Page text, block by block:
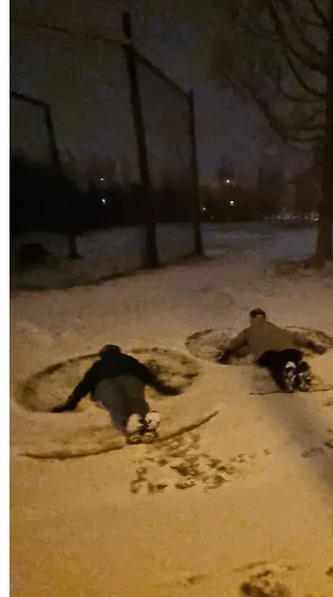
Reality Check:
in Echt
grau… (gibt mehrere Gründe dafür)
man kann sie auch in Echt in Farbe
Und auch als große Gruppe mit den
woanders wohnen, unternimmt man hin
waren bis jetzt eine Karaoke Nacht, ein
Powerpoint Abend, Schwimmen gehen
und im einzigen Club Akureyris feiern